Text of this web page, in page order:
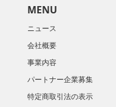
MENU
ニュース
会社概要
​事業内容
パートナー企業募集
特定商取引法の表示